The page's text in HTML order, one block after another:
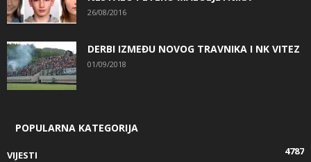
26/08/2016
DERBI IZMEĐU NOVOG TRAVNIKA I NK VITEZ
01/09/2018
POPULARNA KATEGORIJA
VIJESTI
4787